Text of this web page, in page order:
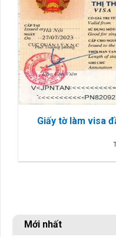
Giấy tờ làm visa
Mới nhất